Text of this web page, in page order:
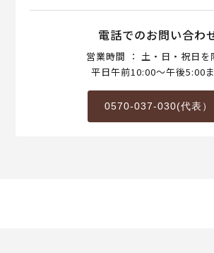
電話でのお問い合わ
営業時間 ： 土・日・祝日を
平日午前10:00～午後5:00
0570-037-030(代表）